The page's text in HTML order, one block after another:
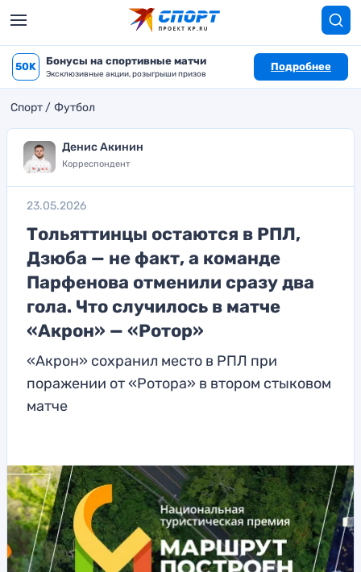
50K Бонусы на спортивные матчи
Эксклюзивные акции, розыгрыши призов
Подробнее
Спорт Футбол
Денис Акинин
Корреспондент
23.05.2026
Тольяттинцы остаются в РПЛ,
Дзюба — не факт, а команде
Парфенова отменили сразу два
гола. Что случилось в матче
«Акрон» — «Ротор»
«Акрон» сохранил место в РПЛ при
поражении от «Ротора» в втором стыковом
матче